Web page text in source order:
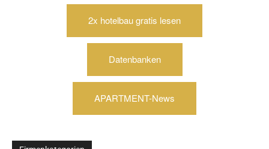
2x hotelbau gratis lesen
Datenbanken
APARTMENT-News